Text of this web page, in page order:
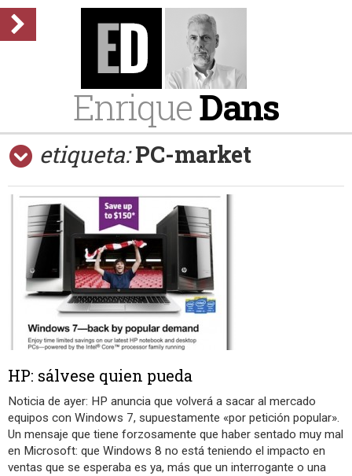
EnriqueDans
etiqueta: PC-market
HP: sálvese quien pueda
Noticia de ayer: HP anuncia que volverá a sacar al mercado
equipos con Windows 7, supuestamente «por petición popular».
Un mensaje que tiene forzosamente que haber sentado muy mal
en Microsoft: que Windows 8 no está teniendo el impacto en
ventas que se esperaba es ya, más que un interrogante o una